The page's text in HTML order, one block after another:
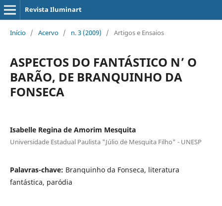
Revista Iluminart
Início / Acervo / n. 3 (2009) / Artigos e Ensaios
ASPECTOS DO FANTÁSTICO N’ O
BARÃO, DE BRANQUINHO DA
FONSECA
Isabelle Regina de Amorim Mesquita
Universidade Estadual Paulista "Júlio de Mesquita Filho" - UNESP
Palavras-chave: Branquinho da Fonseca, literatura
fantástica, paródia